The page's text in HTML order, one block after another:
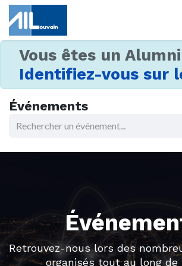
Vous êtes un
Identifiez-vous sur
Événements
Retrouvez-nous lors des
organisés tout au long de